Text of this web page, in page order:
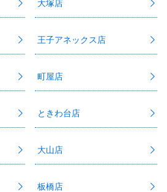
大塚店
王子アネックス店
町屋店
ときわ台店
大山店
板橋店